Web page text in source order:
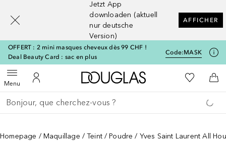
Jetzt App
downloaden (aktuell
nur deutsche
Version)
AFFICHER
OFFERT : 2 mini masques cheveux dès 99 CHF !
Deal Beauty Card : sac en plus
Code:MASK
MenuOuvrir le menuVers Mon Compte
Vers l'accueil Douglas
Vers Ma
Retourner
Exécuter la recherche
Homepage Maquillage Teint Poudre Yves Saint Laurent All
[navigation.slideout.screenreader]